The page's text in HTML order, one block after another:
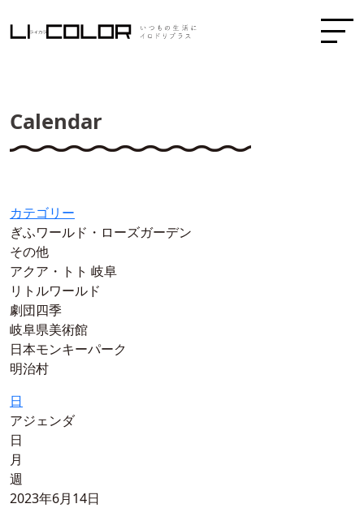
Calendar
カテゴリー
ぎふワールド・ローズガーデン
その他
アクア・トト 岐阜
リトルワールド
劇団四季
岐阜県美術館
日本モンキーパーク
明治村
日
アジェンダ
日
月
週
2023年6月14日